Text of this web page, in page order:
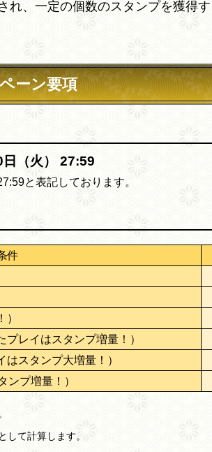
れ、一定の個数のスタンプを獲得
ーン要項
（火） 27:59
と表記しております。
件
プレイはスタンプ増量！）
はスタンプ大増量！）
ンプ増量！）
して計算します。